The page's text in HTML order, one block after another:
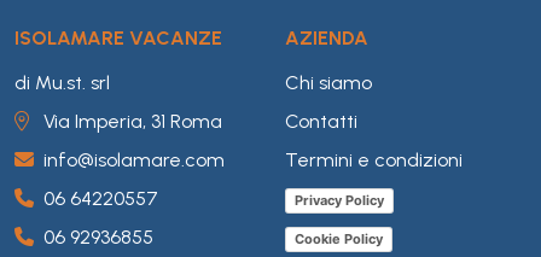
ISOLAMARE VACANZE
di Mu.st. srl
Via Imperia, 31 Roma
info@isolamare.com
06 64220557
06 92936855
AZIENDA
Chi siamo
Contatti
Termini e condizioni
Privacy Policy
Cookie Policy